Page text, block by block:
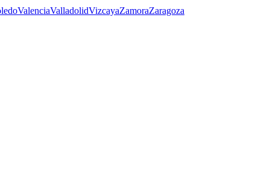
ValenciaValladolidVizcayaZamoraZaragoza